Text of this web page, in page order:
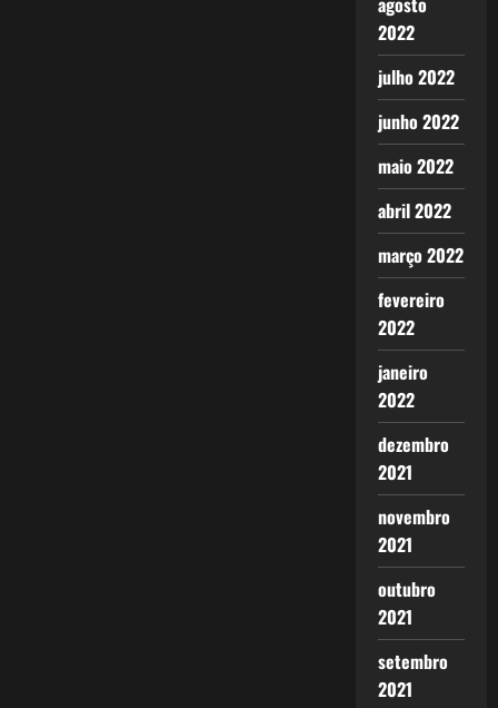
2022
julho 2022
junho 2022
maio 2022
abril 2022
março 2022
fevereiro
2022
janeiro
2022
dezembro
2021
novembro
2021
outubro
2021
setembro
2021